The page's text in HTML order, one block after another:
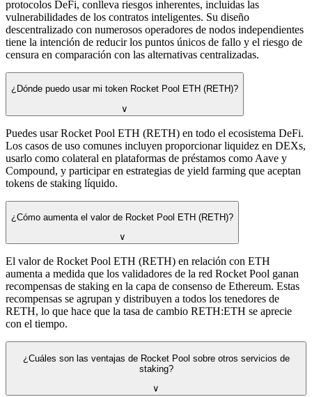
protocolos DeFi, conlleva riesgos inherentes, incluidas las
vulnerabilidades de los contratos inteligentes. Su diseño
descentralizado con numerosos operadores de nodos independientes
tiene la intención de reducir los puntos únicos de fallo y el riesgo de
censura en comparación con las alternativas centralizadas.
¿Dónde puedo usar mi token Rocket Pool ETH (RETH)?
∨
Puedes usar Rocket Pool ETH (RETH) en todo el ecosistema DeFi.
Los casos de uso comunes incluyen proporcionar liquidez en DEXs,
usarlo como colateral en plataformas de préstamos como Aave y
Compound, y participar en estrategias de yield farming que aceptan
tokens de staking líquido.
¿Cómo aumenta el valor de Rocket Pool ETH (RETH)?
∨
El valor de Rocket Pool ETH (RETH) en relación con ETH
aumenta a medida que los validadores de la red Rocket Pool ganan
recompensas de staking en la capa de consenso de Ethereum. Estas
recompensas se agrupan y distribuyen a todos los tenedores de
RETH, lo que hace que la tasa de cambio RETH:ETH se aprecie
con el tiempo.
¿Cuáles son las ventajas de Rocket Pool sobre otros servicios de
staking?
∨